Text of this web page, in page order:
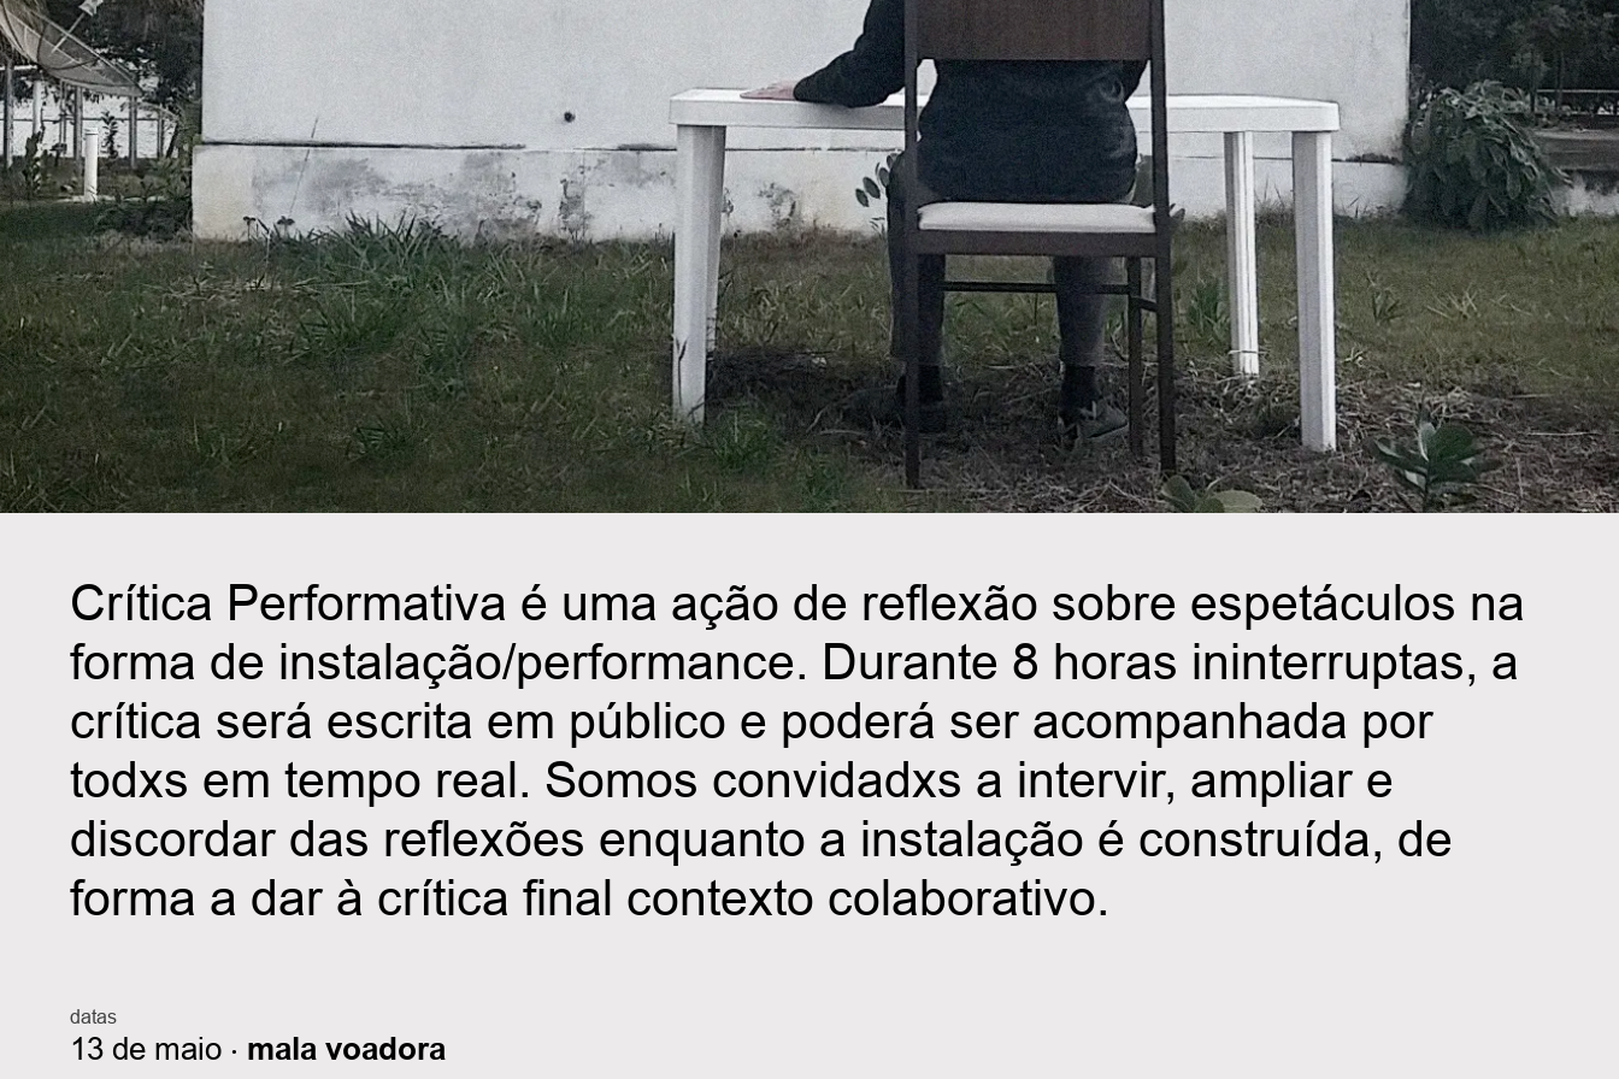
Crítica Performativa é uma ação de reflexão sobre espetáculos na
forma de instalação/performance. Durante 8 horas ininterruptas, a
crítica será escrita em público e poderá ser acompanhada por
todxs em tempo real. Somos convidadxs a intervir, ampliar e
discordar das reflexões enquanto a instalação é construída, de
forma a dar à crítica final contexto colaborativo.
datas
13 de maio ‧ mala voadora